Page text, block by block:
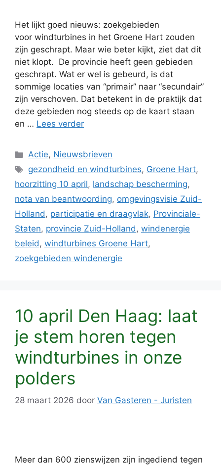
Het lijkt goed nieuws: zoekgebieden
voor windturbines in het Groene Hart zouden
zijn geschrapt. Maar wie beter kijkt, ziet dat dit
niet klopt. De provincie heeft geen gebieden
geschrapt. Wat er wel is gebeurd, is dat
sommige locaties van “primair” naar “secundair”
zijn verschoven. Dat betekent in de praktijk dat
deze gebieden nog steeds op de kaart staan
en … Lees verder
Categorieën
Actie, Nieuwsbrieven
Tags
gezondheid en windturbines, Groene Hart,
hoorzitting 10 april, landschap bescherming,
nota van beantwoording, omgevingsvisie Zuid-
Holland, participatie en draagvlak, Provinciale-
Staten, provincie Zuid-Holland, windenergie
beleid, windturbines Groene Hart,
zoekgebieden windenergie
10 april Den Haag: laat
je stem horen tegen
windturbines in onze
polders
28 maart 2026 door Van Gasteren - Juristen
Meer dan 600 zienswijzen zijn ingediend tegen